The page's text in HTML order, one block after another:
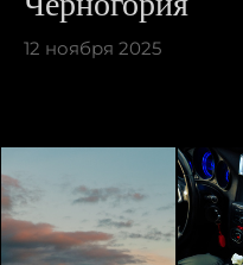
12 ноября 2025